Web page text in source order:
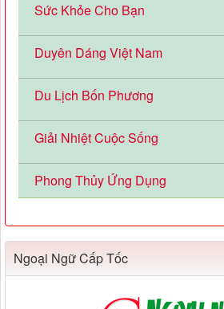
Sức Khỏe Cho Bạn
Duyên Dáng Việt Nam
Du Lịch Bốn Phương
Giải Nhiệt Cuộc Sống
Phong Thủy Ứng Dụng
Ngoại Ngữ Cấp Tốc